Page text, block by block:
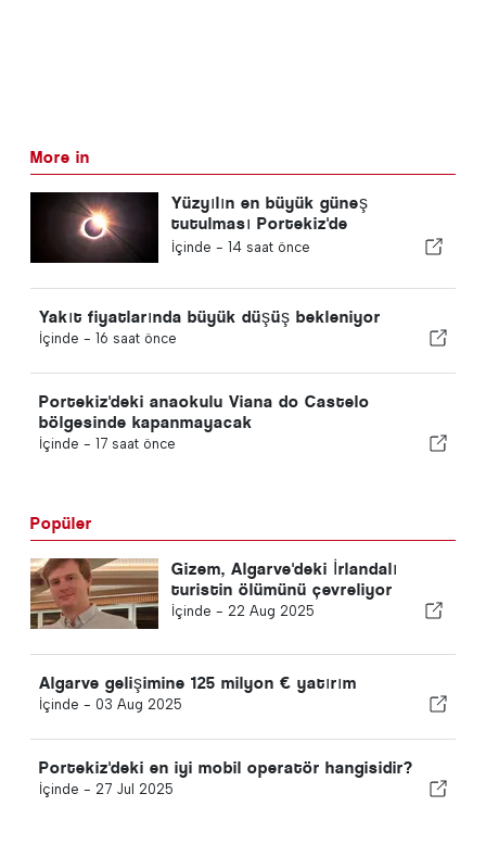
More in
Yüzyılın en büyük güneş
tutulması Portekiz'de
gerçekleşiyor
İçinde - 14 saat önce
Yakıt fiyatlarında büyük düşüş bekleniyor
İçinde - 16 saat önce
Portekiz'deki anaokulu Viana do Castelo
bölgesinde kapanmayacak
İçinde - 17 saat önce
Popüler
Gizem, Algarve'deki İrlandalı
turistin ölümünü çevreliyor
İçinde - 22 Aug 2025
Algarve gelişimine 125 milyon € yatırım
İçinde - 03 Aug 2025
Portekiz'deki en iyi mobil operatör hangisidir?
İçinde - 27 Jul 2025